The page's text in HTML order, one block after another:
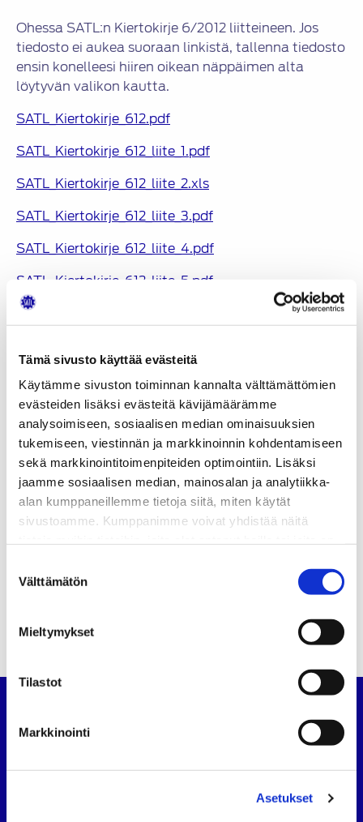
Tämä sivusto käyttää evästeitä
Käytämme sivuston toiminnan kannalta välttämättömien
evästeiden lisäksi evästeitä kävijämäärämme
analysoimiseen, sosiaalisen median ominaisuuksien
tukemiseen, viestinnän ja markkinoinnin kohdentamiseen
sekä markkinointitoimenpiteiden optimointiin. Lisäksi
jaamme sosiaalisen median, mainosalan ja analytiikka-
alan kumppaneillemme tietoja siitä, miten käytät
sivustoamme. Kumppanimme voivat yhdistää näitä
valinta
Välttämätön
Mieltymykset
Tilastot
Markkinointi
Asetukset
KATEGORIAT
Uutiset
Ohessa SATL:n Kiertokirje 6/2012 liitteineen. Jos
tiedosto ei aukea suoraan linkistä, tallenna tiedosto
ensin konelleesi hiiren oikean näppäimen alta
löytyvän valikon kautta.
SATL_Kiertokirje_612.pdf
SATL_Kiertokirje_612_liite_1.pdf
SATL_Kiertokirje_612_liite_2.xls
SATL_Kiertokirje_612_liite_3.pdf
SATL_Kiertokirje_612_liite_4.pdf
SATL_Kiertokirje_612_liite_5.pdf
SATL_Kiertokirje_612_liite_6.pdf
”
Jaa:
Artikkelien
SATL:n Joulutervehdys 2012
Suomen Autoteknillinen Liitto
puh.09 694 4724